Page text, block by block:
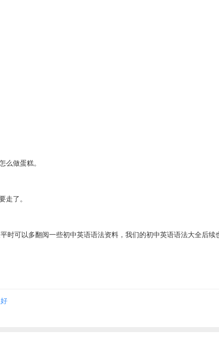
么做蛋糕。
走了。
时可以多翻阅一些初中英语语法资料，我们的初中英语语法大全后续